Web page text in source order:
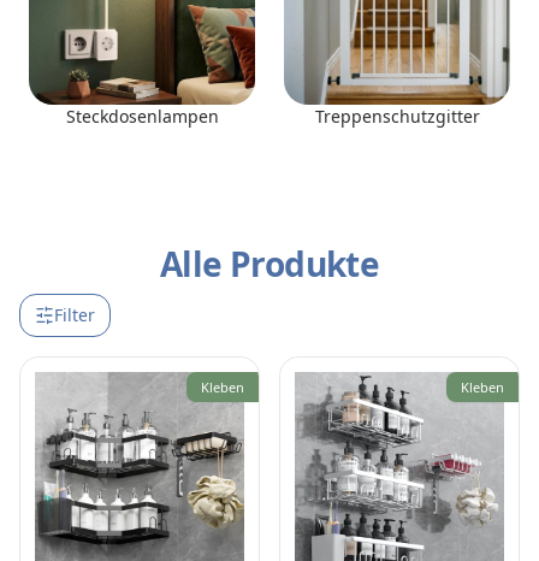
Steckdosenlampen Treppenschutzgitter
Alle Produkte
Filter
Kleben Kleben